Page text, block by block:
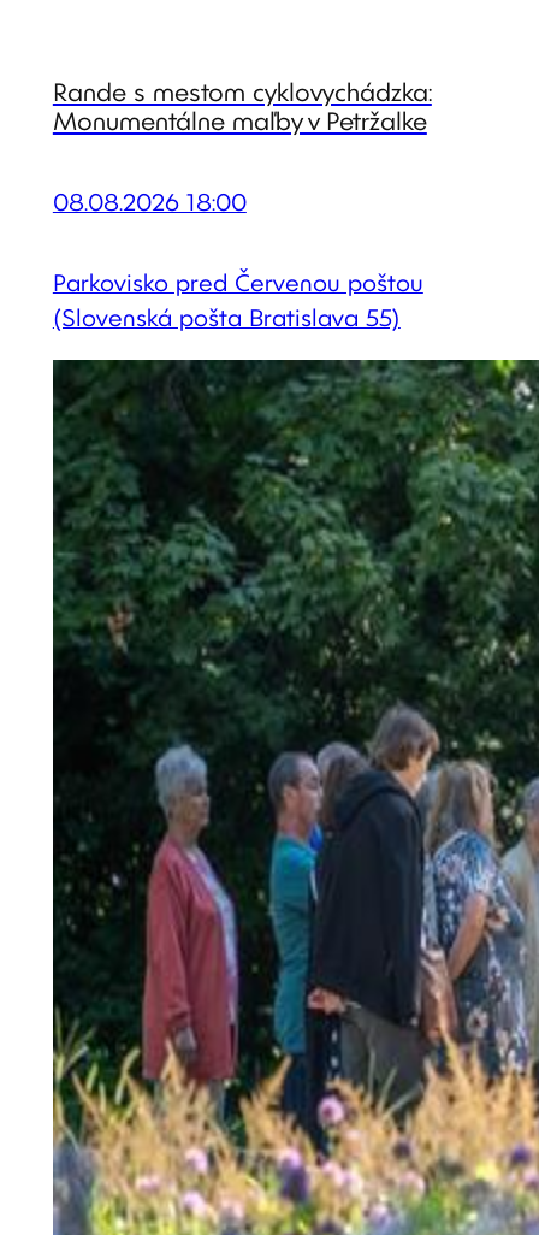
Rande s mestom cyklovychádzka:
Monumentálne maľby v Petržalke
08.08.2026 18:00
Parkovisko pred Červenou poštou
(Slovenská pošta Bratislava 55)